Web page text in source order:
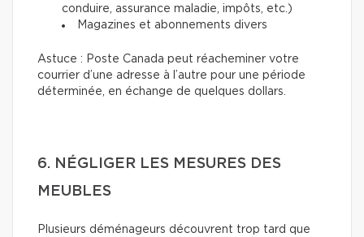
conduire, assurance maladie, impôts, etc.)
Magazines et abonnements divers
Astuce : Poste Canada peut réacheminer votre
courrier d’une adresse à l’autre pour une période
déterminée, en échange de quelques dollars.
6. NÉGLIGER LES MESURES DES
MEUBLES
Plusieurs déménageurs découvrent trop tard que